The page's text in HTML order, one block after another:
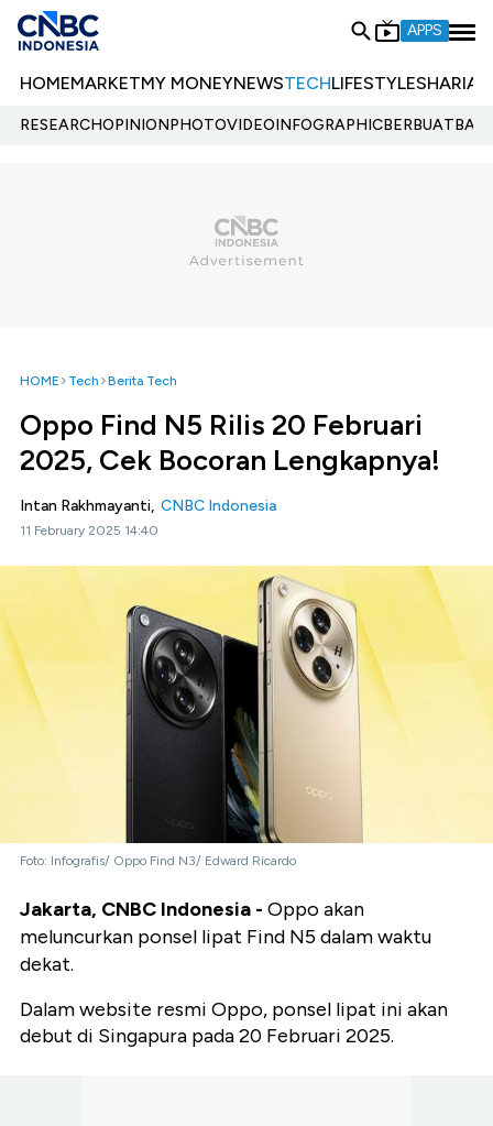
APPS
HOMEMARKETMY MONEYNEWSTECHLIFESTYLESHARIA
RESEARCHOPINIONPHOTOVIDEOINFOGRAPHIC
HOME Tech Berita Tech
Oppo Find N5 Rilis 20 Februari
2025, Cek Bocoran Lengkapnya!
Intan Rakhmayanti, CNBC Indonesia
11 February 2025 14:40
Foto: Infografis/ Oppo Find N3/ Edward Ricardo
Jakarta, CNBC Indonesia - Oppo akan
meluncurkan ponsel lipat Find N5 dalam waktu
dekat.
Dalam website resmi Oppo, ponsel lipat ini akan
debut di Singapura pada 20 Februari 2025.